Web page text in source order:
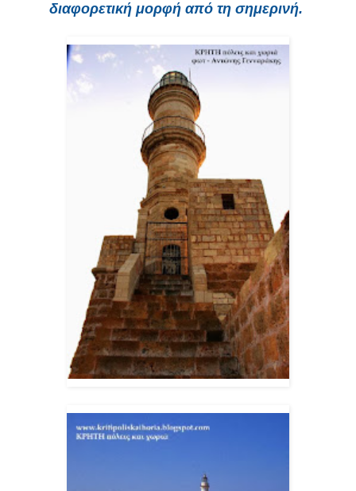
διαφορετική μορφή από τη σημερινή.